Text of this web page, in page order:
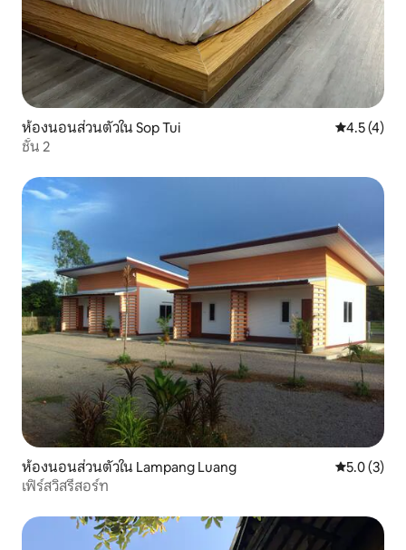
ห้องนอนส่วนตัวใน Sop Tui คะแนนเฉลี่
4.5 (4)
ชั้น 2
ห้องนอนส่วนตัวใน Lampang Luang คะแนนเฉลี่
5.0 (3)
เฟิร์สวิสรีสอร์ท